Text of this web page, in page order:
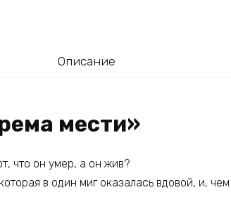
Описание
мести»
что он умер, а он жив?
в один миг оказалась вдовой, и,